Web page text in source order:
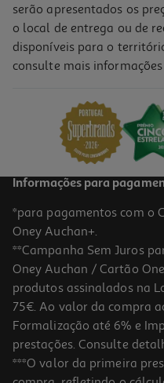
Iogurte Auchan Grego
Iogurte Auchan Grego Com
4x125g
serão apresentados os
o local de entrega ou de
disponíveis para o
consulte mais informações
Informações para
*para pagamentos com o
Oney Auchan+.
**Campanha Sem Juros
Oney Auchan / Cartão
produtos assinalados na
75€. Ao valor da compra
Formalização até 6% e
prestações. Consulte
***O valor da primeira